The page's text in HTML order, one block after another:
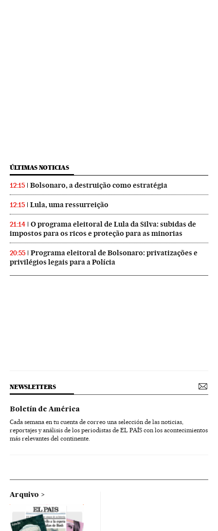
ÚLTIMAS NOTICIAS
12:15 Bolsonaro, a destruição como estratégia
12:15 Lula, uma ressurreição
21:14
O programa eleitoral de Lula da Silva: subidas de
impostos para os ricos e proteção para as minorias
20:55
Programa eleitoral de Bolsonaro: privatizações e
privilégios legais para a Polícia
NEWSLETTERS
Boletín de América
Cada semana en tu cuenta de correo una selección de las noticias,
reportajes y análisis de los periodistas de EL PAÍS con los acontecimientos
más relevantes del continente.
Arquivo